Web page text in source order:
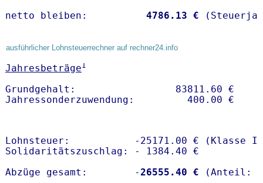
netto bleiben: 4786.13 €
ausführlicher Lohnsteuerrechner auf rechner24.info
Jahresbeträge1
Grundgehalt:                 83811.60 €
Lohnsteuer:           -25171.00 € (Klasse I)
Solidaritätszuschlag: - 1384.40 €
Abzüge gesamt:        -26555.40 €